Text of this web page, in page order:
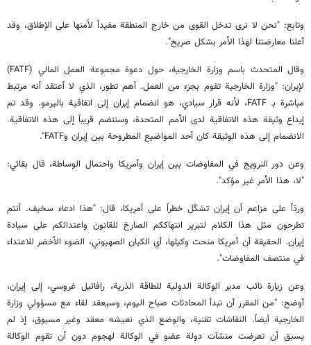
وتابع: "نحن لا نرى تدخل القوى من خارج المنطقة مفيداً لأمنها على الإطلاق، وقد
أعلنا معارضتنا لهذا الأمر بشكل صريح".
وقال المتحدث باسم وزارة الخارجية، حول دعوة مجموعة العمل المالي (FATF)
لإيران: "وزارة الخارجية تقوم بجزء من العمل. أهم تطور، الذي لا أعتقد أنه مرتبط
مباشرة بـ FATF، لأنه قرار سيادي، هو انضمام إيران إلى اتفاقية باليرمو. وقد تم
إيداع وثيقة هذه الاتفاقية لدى الأمم المتحدة، وسننضم قريباً إلى هذه الاتفاقية.
الانضمام إلى هذه الوثيقة كان أحد المواضيع المطروحة بين إيران وFATF".
وعن دور النرويج في المفاوضات بين إيران وأمريكا واحتمال الوساطة، قال بقائي:
"لا، هذا الأمر غير مؤكد".
وردّاً على مزاعم أن إيران تشكّل خطراً على أمريكا، قال: "هذا ادعاء سخيف. أنتم
تطرحون مثل هذا الكلام لتبرير انتهاككم الصارخ للقانون واعتدائكم على سيادة
إيران. الحقيقة أن أمريكا منحت وكيلها، أي الكيان الصهيوني، الضوء الأخضر للاعتداء
في منتصف المفاوضات".
وعن زيارة نائب مدير الوكالة الدولية للطاقة الذرية، رافائيل غروسي، إلى إيران،
أوضح: "من المقرر أن تبدأ المحادثات صباح اليوم، وسيعقد لقاء مع مسؤولي وزارة
الخارجية أيضاً. النقاشات تقنية، والوضع الذي نعيشه معقد وغير مسبوق، إذ لم
يسبق أن تعرضت منشآت دولة عضو في الوكالة لهجوم دون أن تقوم الوكالة